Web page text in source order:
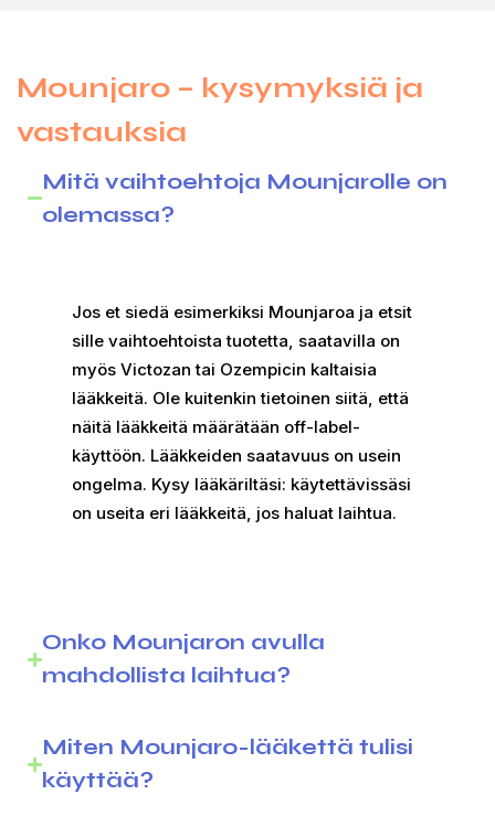
Mounjaro – kysymyksiä ja
vastauksia
Mitä vaihtoehtoja Mounjarolle on
olemassa?
Jos et siedä esimerkiksi Mounjaroa ja etsit
sille vaihtoehtoista tuotetta, saatavilla on
myös Victozan tai Ozempicin kaltaisia
lääkkeitä. Ole kuitenkin tietoinen siitä, että
näitä lääkkeitä määrätään off-label-
käyttöön. Lääkkeiden saatavuus on usein
ongelma. Kysy lääkäriltäsi: käytettävissäsi
on useita eri lääkkeitä, jos haluat laihtua.
Onko Mounjaron avulla
mahdollista laihtua?
Miten Mounjaro-lääkettä tulisi
käyttää?